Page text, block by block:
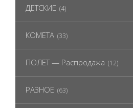
ДЕТСКИЕ (4)
КОМЕТА (33)
ПОЛЕТ — Распродажа (12)
РАЗНОЕ (63)